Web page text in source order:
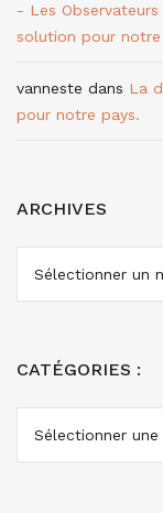
- Les Observateurs
solution pour notre
vanneste dans La
pour notre pays.
ARCHIVES
CATÉGORIES :